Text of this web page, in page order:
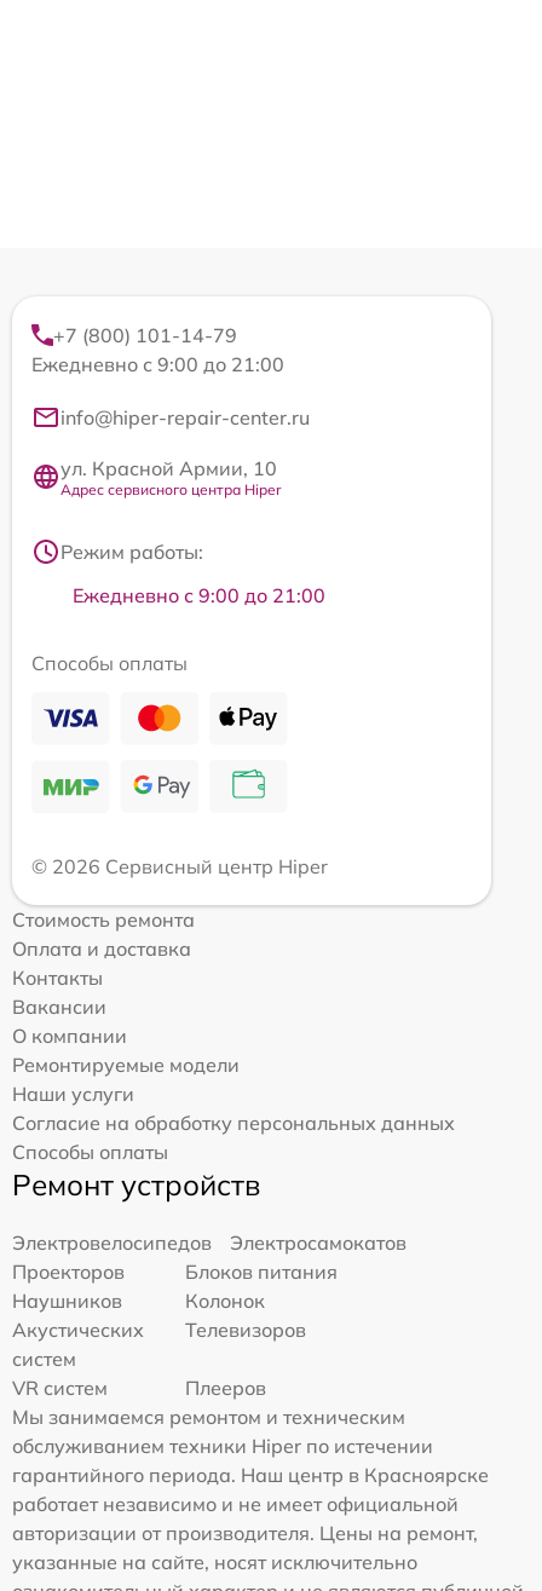
+7 (800) 101-14-79
Ежедневно с 9:00 до 21:00
info@hiper-repair-center.ru
ул. Красной Армии, 10
Адрес сервисного центра Hiper
Режим работы:
Ежедневно с 9:00 до 21:00
Способы оплаты
© 2026 Сервисный центр Hiper
Стоимость ремонта
Оплата и доставка
Контакты
Вакансии
О компании
Ремонтируемые модели
Наши услуги
Согласие на обработку персональных данных
Способы оплаты
Ремонт устройств
Электровелосипедов
Электросамокатов
Проекторов
Блоков питания
Наушников
Колонок
Акустических
систем
Телевизоров
VR систем
Плееров
Мы занимаемся ремонтом и техническим
обслуживанием техники Hiper по истечении
гарантийного периода. Наш центр в Красноярске
работает независимо и не имеет официальной
авторизации от производителя. Цены на ремонт,
указанные на сайте, носят исключительно